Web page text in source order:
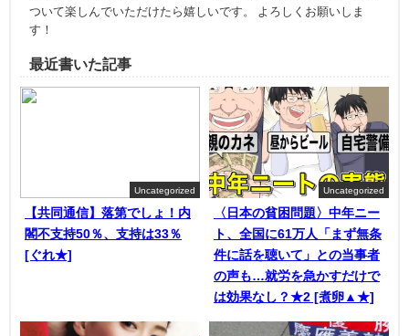
ついて楽しんでいただけたら嬉しいです。 よろしくお願いしま
す！
最近書いた記事
Uncategorized
【共同通信】落第でしょ！内
閣不支持50％、支持は33％
[ぐれ★]
Uncategorized
〈日本の貧困問題〉中年ニー
ト、全国に61万人「まず無条
件に話を聴いて」との当事者
の声も…就労を急かすだけで
は効果なし？★2 [煮卵▲★]